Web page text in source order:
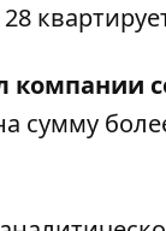
компании
сумму